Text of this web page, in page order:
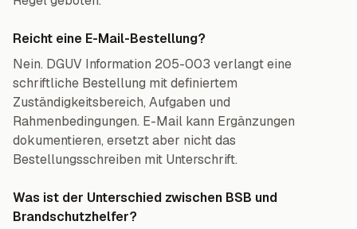
Reicht eine E-Mail-Bestellung?
Nein. DGUV Information 205-003 verlangt eine
schriftliche Bestellung mit definiertem
Zuständigkeitsbereich, Aufgaben und
Rahmenbedingungen. E-Mail kann Ergänzungen
dokumentieren, ersetzt aber nicht das
Bestellungsschreiben mit Unterschrift.
Was ist der Unterschied zwischen BSB und
Brandschutzhelfer?